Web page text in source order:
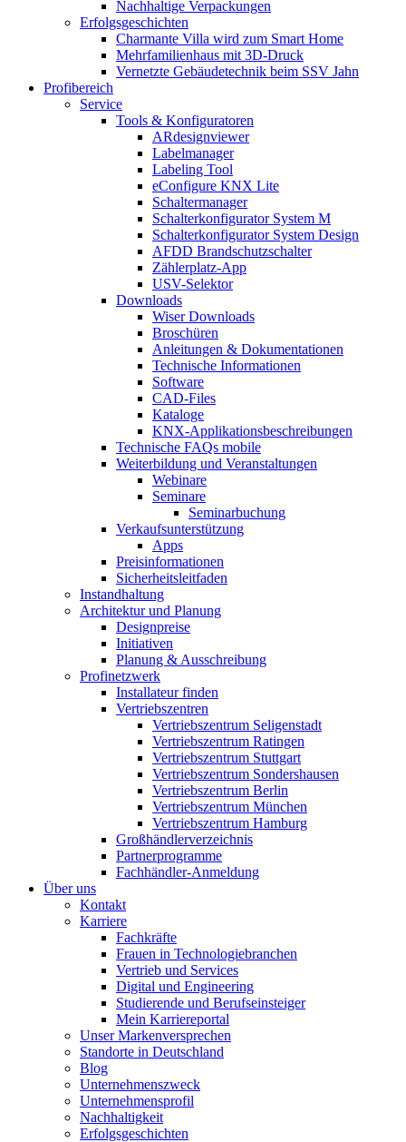
Nachhaltige Verpackungen
Erfolgsgeschichten
Charmante Villa wird zum Smart Home
Mehrfamilienhaus mit 3D-Druck
Vernetzte Gebäudetechnik beim SSV Jahn
Profibereich
Service
Tools & Konfiguratoren
ARdesignviewer
Labelmanager
Labeling Tool
eConfigure KNX Lite
Schaltermanager
Schalterkonfigurator System M
Schalterkonfigurator System Design
AFDD Brandschutzschalter
Zählerplatz-App
USV-Selektor
Downloads
Wiser Downloads
Broschüren
Anleitungen & Dokumentationen
Technische Informationen
Software
CAD-Files
Kataloge
KNX-Applikationsbeschreibungen
Technische FAQs mobile
Weiterbildung und Veranstaltungen
Webinare
Seminare
Seminarbuchung
Verkaufsunterstützung
Apps
Preisinformationen
Sicherheitsleitfaden
Instandhaltung
Architektur und Planung
Designpreise
Initiativen
Planung & Ausschreibung
Profinetzwerk
Installateur finden
Vertriebszentren
Vertriebszentrum Seligenstadt
Vertriebszentrum Ratingen
Vertriebszentrum Stuttgart
Vertriebszentrum Sondershausen
Vertriebszentrum Berlin
Vertriebszentrum München
Vertriebszentrum Hamburg
Großhändlerverzeichnis
Partnerprogramme
Fachhändler-Anmeldung
Über uns
Kontakt
Karriere
Fachkräfte
Frauen in Technologiebranchen
Vertrieb und Services
Digital und Engineering
Studierende und Berufseinsteiger
Mein Karriereportal
Unser Markenversprechen
Standorte in Deutschland
Blog
Unternehmenszweck
Unternehmensprofil
Nachhaltigkeit
Erfolgsgeschichten